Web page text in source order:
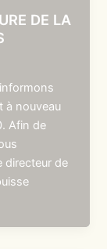
DE LA
à nouveau
Afin de
directeur de